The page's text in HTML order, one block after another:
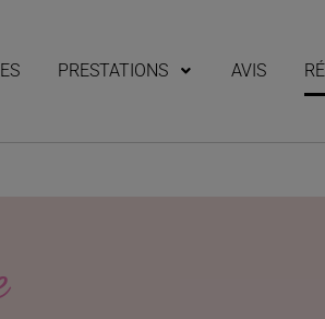
PRESTATIONS AVIS